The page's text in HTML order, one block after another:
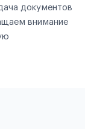
документов
внимание